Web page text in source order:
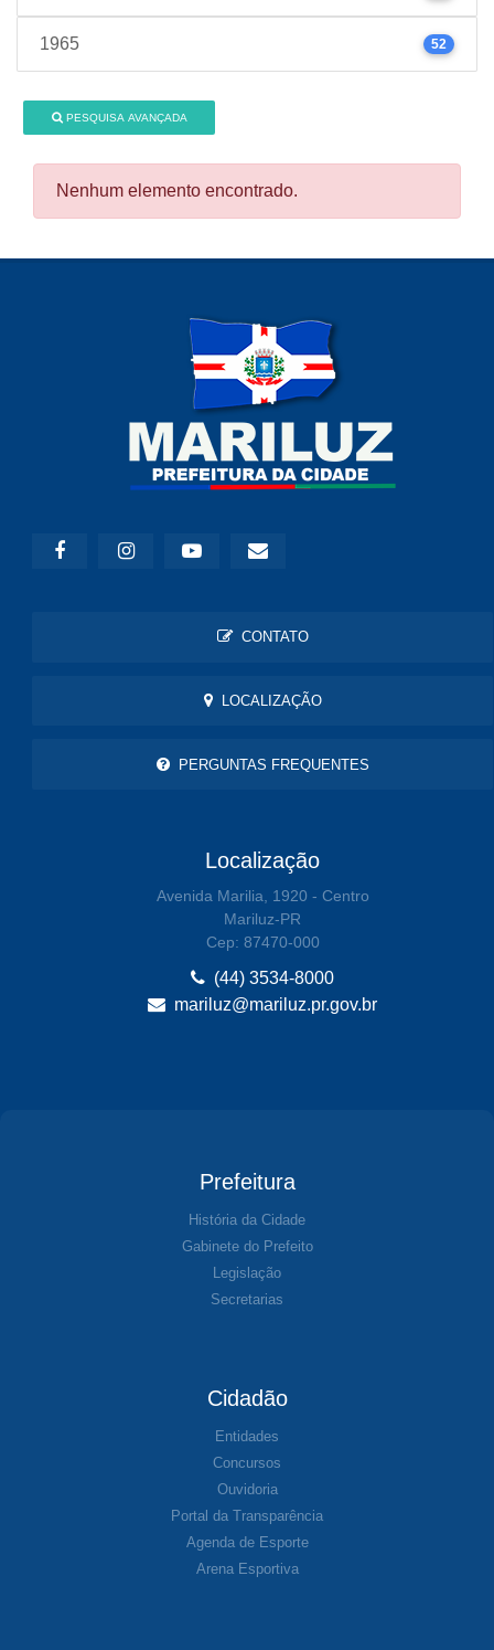
1965 52
PESQUISA AVANÇADA
Nenhum elemento encontrado.
CONTATO
LOCALIZAÇÃO
PERGUNTAS FREQUENTES
Localização
Avenida Marilia, 1920 - Centro
Mariluz-PR
Cep: 87470-000
(44) 3534-8000
mariluz@mariluz.pr.gov.br
Prefeitura
História da Cidade
Gabinete do Prefeito
Legislação
Secretarias
Cidadão
Entidades
Concursos
Ouvidoria
Portal da Transparência
Agenda de Esporte
Arena Esportiva